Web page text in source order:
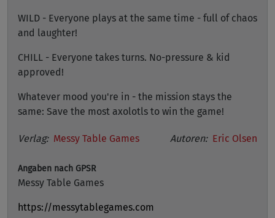
WILD - Everyone plays at the same time - full of chaos
and laughter!
CHILL - Everyone takes turns. No-pressure & kid
approved!
Whatever mood you're in - the mission stays the
same: Save the most axolotls to win the game!
Verlag: Messy Table Games
Angaben nach GPSR
Messy Table Games
https://messytablegames.com
Autoren: Eric Olsen